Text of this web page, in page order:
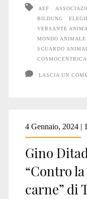
AEF
BILDUNG
VERSANTE
MONDO ANIMALE
SGUARDO
COSMOCENTRICA
LASCIA UN
4 Gennaio, 2024 |
Gino
“Contro
carne” di